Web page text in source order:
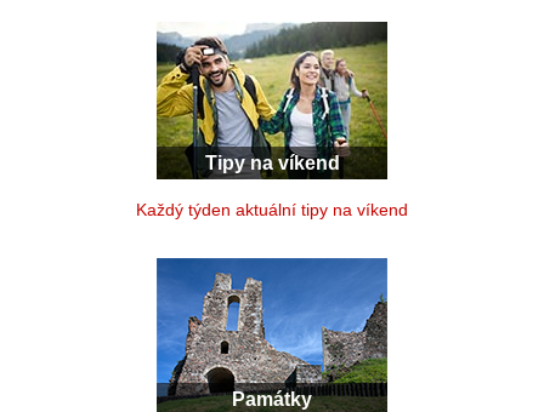
Tipy na víkend
Každý týden aktuální tipy na víkend
Památky